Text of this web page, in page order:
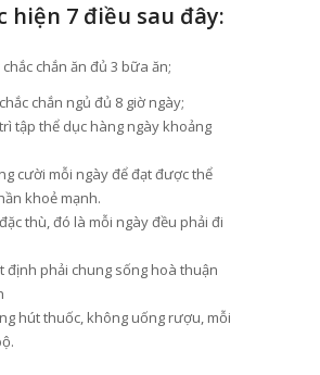
hiện 7 điều sau đây:
chắn ăn đủ 3 bữa ăn;
chắn ngủ đủ 8 giờ ngày;
tập thể dục hàng ngày khoảng
cười mỗi ngày để đạt được thể
khoẻ mạnh.
thù, đó là mỗi ngày đều phải đi
định phải chung sống hoà thuận
hút thuốc, không uống rượu, mỗi